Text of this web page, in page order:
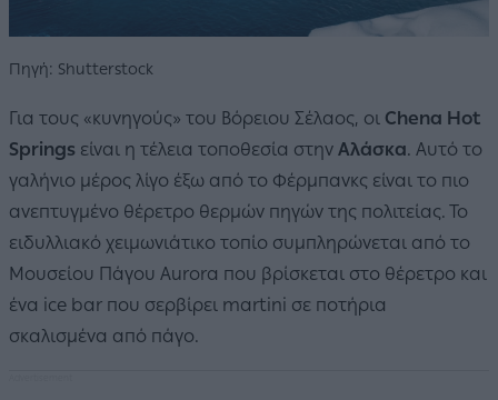
Πηγή: Shutterstock
Για τους «κυνηγούς» του Βόρειου Σέλαος, οι Chena Hot
Springs είναι η τέλεια τοποθεσία στην Αλάσκα. Αυτό το
γαλήνιο μέρος λίγο έξω από το Φέρμπανκς είναι το πιο
ανεπτυγμένο θέρετρο θερμών πηγών της πολιτείας. Το
ειδυλλιακό χειμωνιάτικο τοπίο συμπληρώνεται από το
Μουσείου Πάγου Aurora που βρίσκεται στο θέρετρο και
ένα ice bar που σερβίρει martini σε ποτήρια
σκαλισμένα από πάγο.